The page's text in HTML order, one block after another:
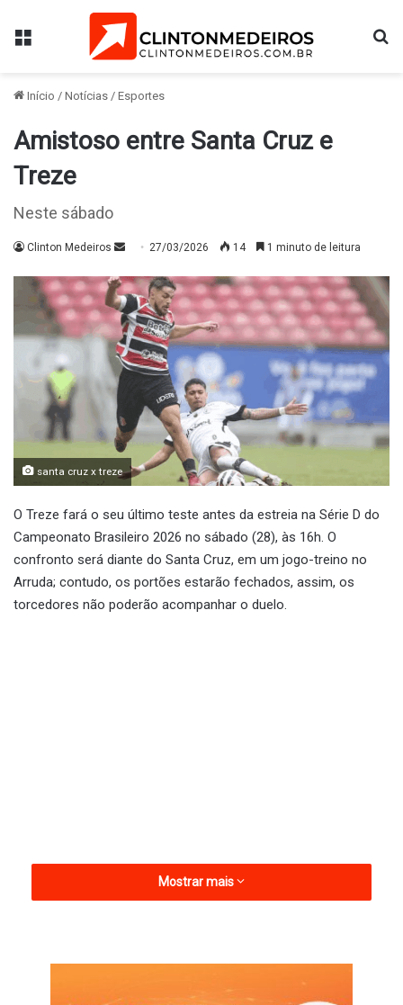
Menu
Início / Notícias / Esportes
Amistoso entre Santa Cruz e
Treze
Neste sábado
Clinton Medeiros
Mande
e-
mail
27/03/2026 14 1 minuto de leitura
santa cruz x treze
O Treze fará o seu último teste antes da estreia na Série D do
Campeonato Brasileiro 2026 no sábado (28), às 16h. O
confronto será diante do Santa Cruz, em um jogo-treino no
Arruda; contudo, os portões estarão fechados, assim, os
torcedores não poderão acompanhar o duelo.
Na 1ª rodada da quarta divisão nacional, o Galo receberá o
Mostrar mais